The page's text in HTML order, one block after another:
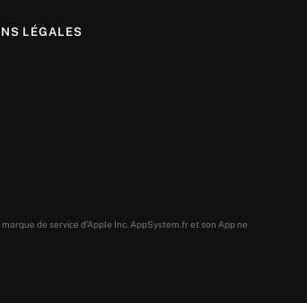
LÉGALES
de service d’Apple Inc. AppSystem.fr et son App ne